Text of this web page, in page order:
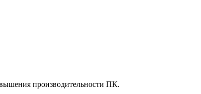
производительности ПК.